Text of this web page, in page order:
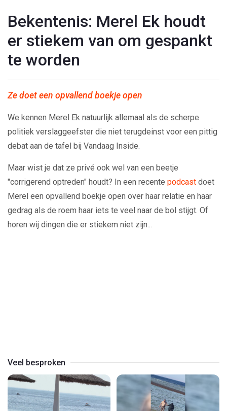
Bekentenis: Merel Ek houdt
er stiekem van om gespankt
te worden
Ze doet een opvallend boekje open
We kennen Merel Ek natuurlijk allemaal als de scherpe
politiek verslaggeefster die niet terugdeinst voor een pittig
debat aan de tafel bij Vandaag Inside.
Maar wist je dat ze privé ook wel van een beetje
"corrigerend optreden" houdt? In een recente podcast doet
Merel een opvallend boekje open over haar relatie en haar
gedrag als de roem haar iets te veel naar de bol stijgt. Of
horen wij dingen die er stiekem niet zijn...
Veel besproken